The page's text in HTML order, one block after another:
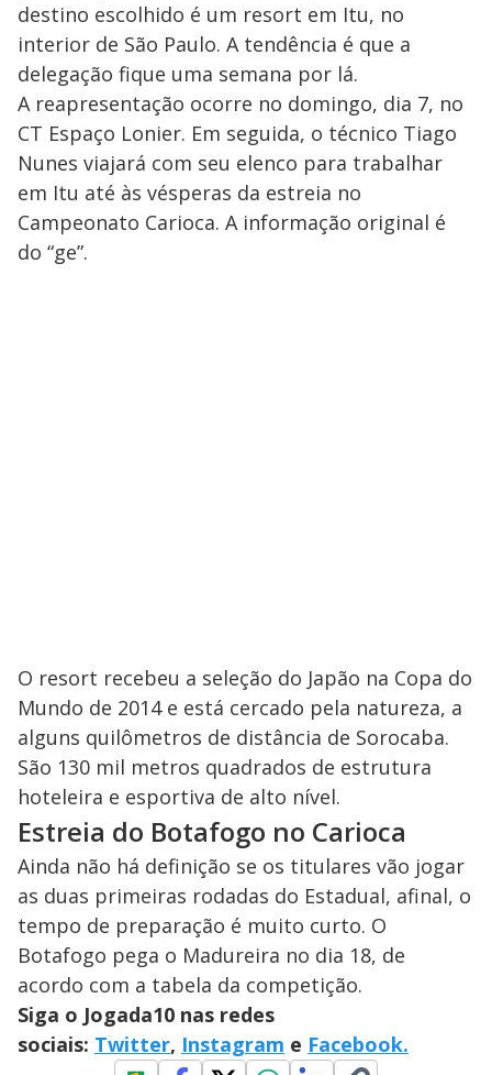
destino escolhido é um resort em Itu, no
interior de São Paulo. A tendência é que a
delegação fique uma semana por lá.
A reapresentação ocorre no domingo, dia 7, no
CT Espaço Lonier. Em seguida, o técnico Tiago
Nunes viajará com seu elenco para trabalhar
em Itu até às vésperas da estreia no
Campeonato Carioca. A informação original é
do “ge”.
O resort recebeu a seleção do Japão na Copa do
Mundo de 2014 e está cercado pela natureza, a
alguns quilômetros de distância de Sorocaba.
São 130 mil metros quadrados de estrutura
hoteleira e esportiva de alto nível.
Estreia do Botafogo no Carioca
Ainda não há definição se os titulares vão jogar
as duas primeiras rodadas do Estadual, afinal, o
tempo de preparação é muito curto. O
Botafogo pega o Madureira no dia 18, de
acordo com a tabela da competição.
Siga o Jogada10 nas redes
sociais: Twitter, Instagram e Facebook.